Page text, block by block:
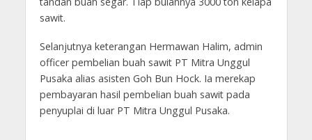
sawit.
Selanjutnya keterangan Hermawan Halim, admin
officer pembelian buah sawit PT Mitra Unggul
Pusaka alias asisten Goh Bun Hock. Ia merekap
pembayaran hasil pembelian buah sawit pada
penyuplai di luar PT Mitra Unggul Pusaka.